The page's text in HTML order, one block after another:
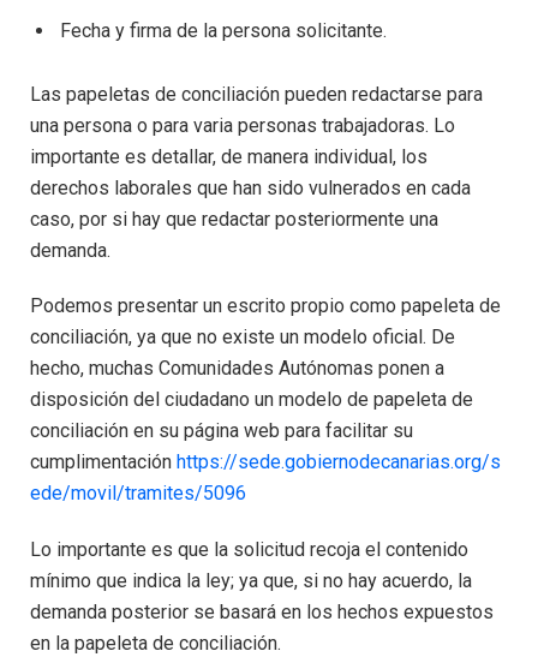
Fecha y firma de la persona solicitante.
Las papeletas de conciliación pueden redactarse para
una persona o para varia personas trabajadoras. Lo
importante es detallar, de manera individual, los
derechos laborales que han sido vulnerados en cada
caso, por si hay que redactar posteriormente una
demanda.
Podemos presentar un escrito propio como papeleta de
conciliación, ya que no existe un modelo oficial. De
hecho, muchas Comunidades Autónomas ponen a
disposición del ciudadano un modelo de papeleta de
conciliación en su página web para facilitar su
cumplimentación https://sede.gobiernodecanarias.org/s
ede/movil/tramites/5096
Lo importante es que la solicitud recoja el contenido
mínimo que indica la ley; ya que, si no hay acuerdo, la
demanda posterior se basará en los hechos expuestos
en la papeleta de conciliación.